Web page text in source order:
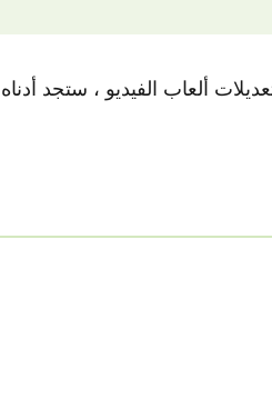
ألعاب الفيديو ، ستجد أدناه